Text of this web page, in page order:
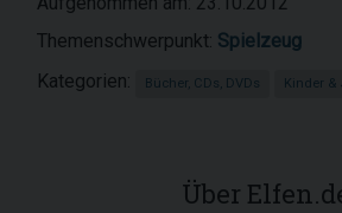
Themenschwerpunkt: Spielzeug
Kategorien:
Bücher, CDs, DVDs Kinder &
Über